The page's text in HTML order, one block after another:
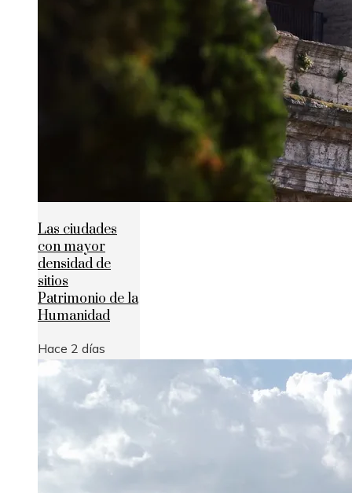
Las ciudades
con mayor
densidad de
sitios
Patrimonio de la
Humanidad
Hace 2 días